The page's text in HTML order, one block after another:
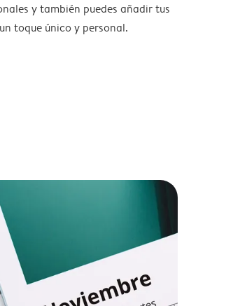
y también puedes añadir tus
toque único y personal.